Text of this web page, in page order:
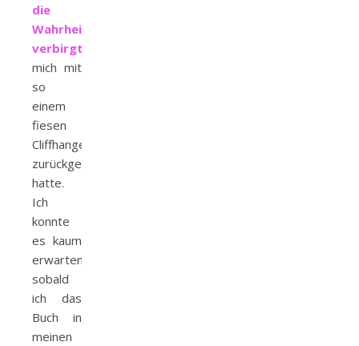
die
Wahrheit
verbirgt
mich mit
so
einem
fiesen
Cliffhanger
zurückgelassen
hatte.
Ich
konnte
es kaum
erwarten,
sobald
ich das
Buch in
meinen